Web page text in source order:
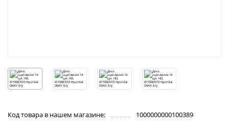
Код товара в нашем магазине: 1000000000100389